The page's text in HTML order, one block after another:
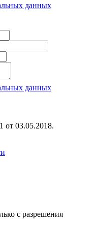
данных
данных
от 03.05.2018.
с разрешения